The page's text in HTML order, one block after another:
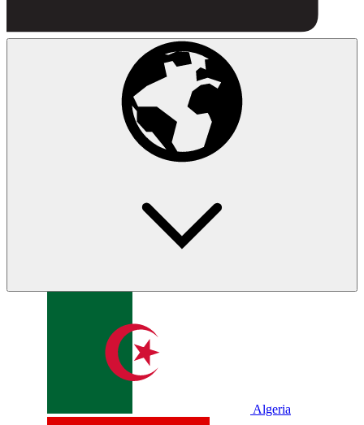
Algeria